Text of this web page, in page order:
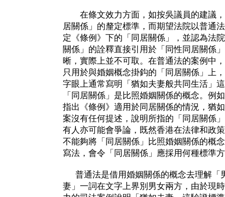
在條文效力方面，如按吳議員的建議，
居關係」的釐定標準，而期望法院以普通
定《條例》下的「同居關係」，並認為法
關係」的詮釋直接引用於「同性同居關係
晰，實際上並不可取。在普通法的案例中
只用於與婚姻概念掛鈎的「同居關係」上
字眼上通常寫明「猶如夫妻般共同生活」
「同居關係」是比照婚姻關係的概念。例
指出《條例》適用於同居關係的情況，猶
案沒有任何提述，說明所指的「同居關係
有人亦可能會爭論，既然香港在法律和政
不能夠將「同居關係」比照婚姻關係的概
寫法，會令「同居關係」應採用何種標準
普通法是借用婚姻關係的概念去理解「
妻」一詞在文字上界別男女兩方，由於現